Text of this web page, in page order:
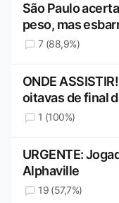
São Paulo
peso, mas
7 (88,9%)
ONDE
oitavas de final
1 (100%)
URGENTE:
Alphaville
19 (57,7%)